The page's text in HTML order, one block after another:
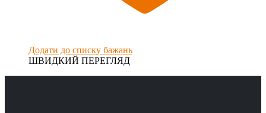
Додати до списку бажань
ШВИДКИЙ ПЕРЕГЛЯД